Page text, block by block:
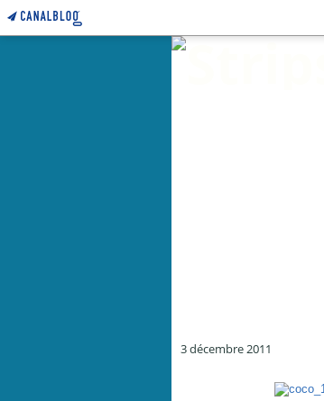
3 décembre 2011